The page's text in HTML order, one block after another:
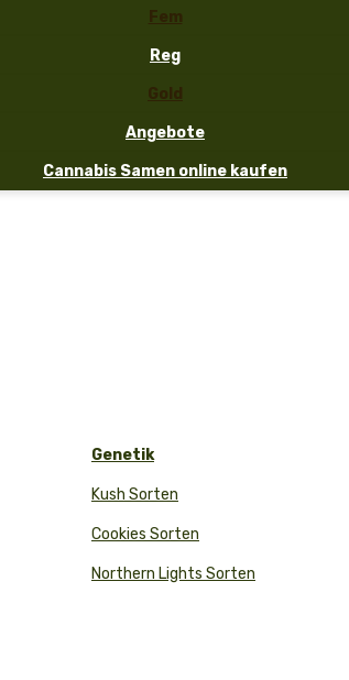
Fem
Reg
Gold
Angebote
Cannabis Samen online kaufen
Genetik
Kush Sorten
Cookies Sorten
Northern Lights Sorten